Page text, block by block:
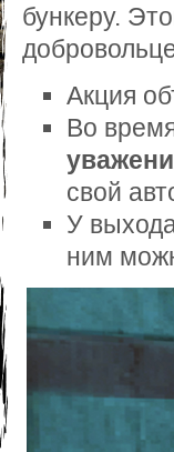
бункеру.
Акция
Во
свой
У
ним